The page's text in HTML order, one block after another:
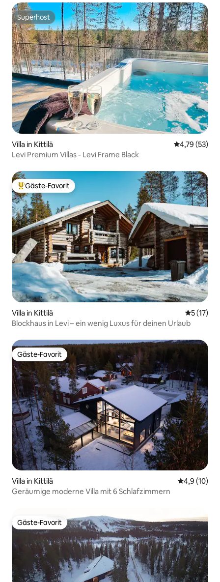
Superhost
Superhost
Villa in Kittilä
4,79 (53)
Levi Premium Villas - Levi Frame Black
Beliebter Gäste-Favorit.
Gäste-Favorit
Villa in Kittilä
5 (17)
Blockhaus in Levi – ein wenig Luxus für deinen Urlaub
Gäste-Favorit
Gäste-Favorit
Villa in Kittilä
4,9 (10)
Geräumige moderne Villa mit 6 Schlafzimmern
Gäste-Favorit
Gäste-Favorit